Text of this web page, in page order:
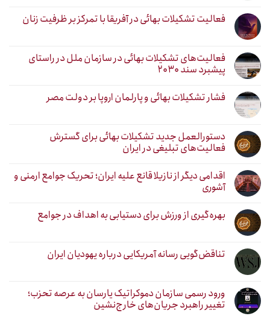
فعالیت تشکیلات بهائی در آفریقا با تمرکز بر ظرفیت زنان
فعالیت‌های تشکیلات بهائی در سازمان ملل در راستای
پیشبرد سند ۲۰۳۰
فشار تشکیلات بهائی و پارلمان اروپا بر دولت مصر
دستورالعمل جدید تشکیلات بهائی برای گسترش
فعالیت‌های تبلیغی در ایران
اقدامی دیگر از نازیلا قانع علیه ایران؛ تحریک جوامع ارمنی و
آشوری
بهره‌گیری از ورزش برای دستیابی به اهداف در جوامع
تناقض‌گویی رسانه آمریکایی درباره یهودیان ایران
ورود رسمی سازمان دموکراتیک یارسان به عرصه تحزب؛
تغییر راهبرد جریان‌های خارج‌نشین